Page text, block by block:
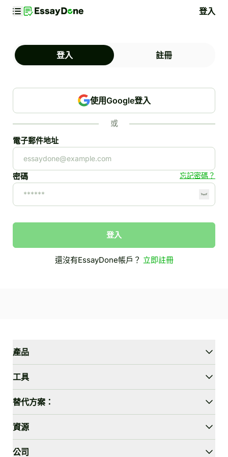
登入
登入 註冊
使用Google登入
或
電子郵件地址
密碼 忘記密碼？
登入
還沒有EssayDone帳戶？ 立即註冊
產品
人性化工具
工具
AI翻譯
繞過GPTZero
替代方案：
Undetectable.ai
資源
公司